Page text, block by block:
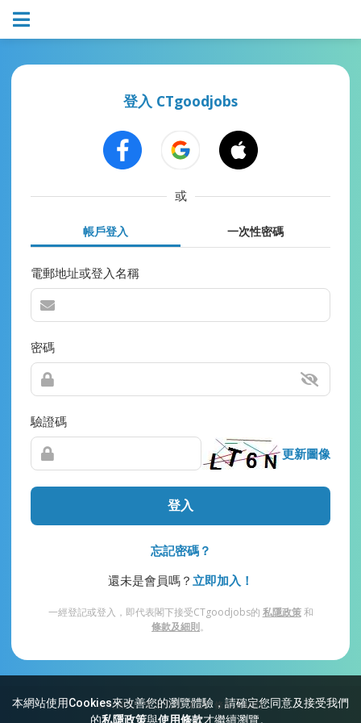
本網站使用Cookies來改善您的瀏覽體驗，請確定您同意及接受我們
的私隱政策與使用條款才繼續瀏覽。
登入 CTgoodjobs
或
帳戶登入 一次性密碼
電郵地址或登入名稱
密碼
驗證碼
更新圖像
登入
忘記密碼？
還未是會員嗎？ 立即加入！
一經登記或登入，即代表閣下接受CTgoodjobs的 私隱政策和
條款及細則。
網站索引 常見問題 私隱 條款及細則